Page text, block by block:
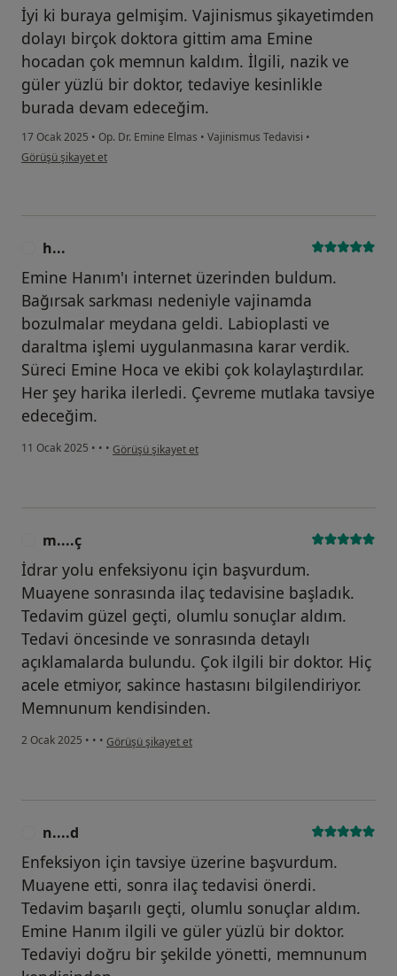
İyi ki buraya gelmişim. Vajinismus şikayetimden
dolayı birçok doktora gittim ama Emine
hocadan çok memnun kaldım. İlgili, nazik ve
güler yüzlü bir doktor, tedaviye kesinlikle
burada devam edeceğim.
17 Ocak 2025 • Op. Dr. Emine Elmas • Vajinismus Tedavisi •
kullanıcının görüşüne göre a.....
Görüşü şikayet et
h...
Emine Hanım'ı internet üzerinden buldum.
Bağırsak sarkması nedeniyle vajinamda
bozulmalar meydana geldi. Labioplasti ve
daraltma işlemi uygulanmasına karar verdik.
Süreci Emine Hoca ve ekibi çok kolaylaştırdılar.
Her şey harika ilerledi. Çevreme mutlaka tavsiye
edeceğim.
11 Ocak 2025 • • • kullanıcının görüşüne göre h...
Görüşü şikayet et
m....ç
İdrar yolu enfeksiyonu için başvurdum.
Muayene sonrasında ilaç tedavisine başladık.
Tedavim güzel geçti, olumlu sonuçlar aldım.
Tedavi öncesinde ve sonrasında detaylı
açıklamalarda bulundu. Çok ilgili bir doktor. Hiç
acele etmiyor, sakince hastasını bilgilendiriyor.
Memnunum kendisinden.
2 Ocak 2025 • • • kullanıcının görüşüne göre m....ç
Görüşü şikayet et
n....d
Enfeksiyon için tavsiye üzerine başvurdum.
Muayene etti, sonra ilaç tedavisi önerdi.
Tedavim başarılı geçti, olumlu sonuçlar aldım.
Emine Hanım ilgili ve güler yüzlü bir doktor.
Tedaviyi doğru bir şekilde yönetti, memnunum